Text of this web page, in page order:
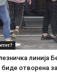
линија
биде отворена